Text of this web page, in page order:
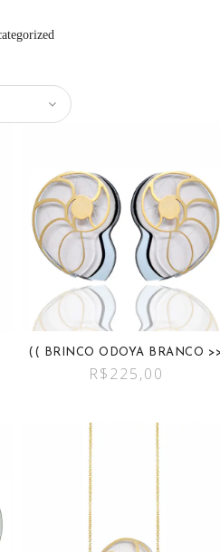
(( BRINCO ODOYA BRANCO
R$225,00